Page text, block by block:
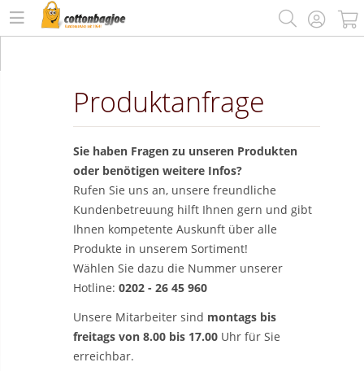
Produktanfrage
Sie haben Fragen zu unseren Produkten
oder benötigen weitere Infos?
Rufen Sie uns an, unsere freundliche
Kundenbetreuung hilft Ihnen gern und gibt
Ihnen kompetente Auskunft über alle
Produkte in unserem Sortiment!
Wählen Sie dazu die Nummer unserer
Hotline: 0202 - 26 45 960
Unsere Mitarbeiter sind montags bis
freitags von 8.00 bis 17.00 Uhr für Sie
erreichbar.